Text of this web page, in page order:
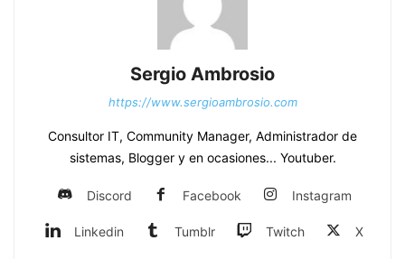
Sergio Ambrosio
https://www.sergioambrosio.com
Consultor IT, Community Manager, Administrador de
sistemas, Blogger y en ocasiones... Youtuber.
Discord Facebook Instagram
Linkedin Tumblr Twitch X